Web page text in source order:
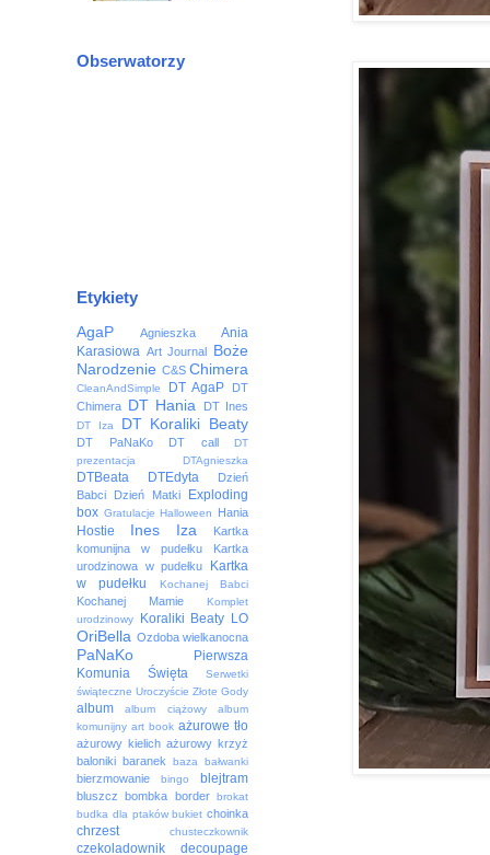
Obserwatorzy
Etykiety
AgaP Agnieszka
Ania
Karasiowa Art Journal
Boże
Narodzenie C&S Chimera
CleanAndSimple DT AgaP
DT
Chimera DT Hania DT Ines
DT Iza DT Koraliki Beaty
DT PaNaKo DT call
DT
prezentacja
DTAgnieszka
DTBeata DTEdyta
Dzień
Babci
Dzień Matki
Exploding
box Gratulacje Halloween Hania
Hostie Ines Iza
Kartka
komunijna w pudełku
Kartka
urodzinowa w pudełku
Kartka
w pudełku
Kochanej Babci
Kochanej Mamie
Komplet
urodzinowy
Koraliki Beaty LO
OriBella Ozdoba wielkanocna
PaNaKo
Pierwsza
Komunia Święta
Serwetki
świąteczne Uroczyście Złote Gody
album album ciążowy
album
komunijny art book ażurowe tło
ażurowy kielich ażurowy krzyż
baloniki baranek baza bałwanki
bierzmowanie bingo blejtram
bluszcz bombka border brokat
budka dla ptaków bukiet choinka
chrzest chusteczkownik
czekoladownik decoupage